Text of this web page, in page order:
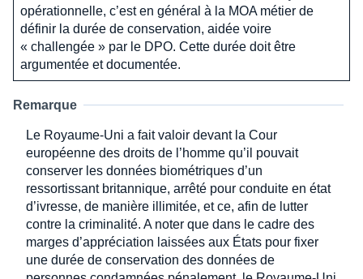
opérationnelle, c’est en général à la MOA métier de
définir la durée de conservation, aidée voire
« challengée » par le DPO. Cette durée doit être
argumentée et documentée.
Remarque
Le Royaume-Uni a fait valoir devant la Cour
européenne des droits de l’homme qu’il pouvait
conserver les données biométriques d’un
ressortissant britannique, arrêté pour conduite en état
d’ivresse, de manière illimitée, et ce, afin de lutter
contre la criminalité. A noter que dans le cadre des
marges d’appréciation laissées aux États pour fixer
une durée de conservation des données de